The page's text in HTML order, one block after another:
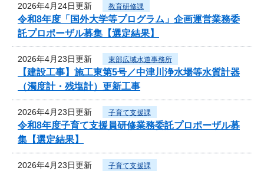
2026年4月24日更新 教育研修課
令和8年度「国外大学等プログラム」企画運営業務委
託プロポーザル募集【選定結果】
2026年4月23日更新 東部広域水道事務所
【建設工事】施工東第5号／中津川浄水場等水質計器
（濁度計・残塩計）更新工事
2026年4月23日更新 子育て支援課
令和8年度子育て支援員研修業務委託プロポーザル募
集【選定結果】
2026年4月23日更新 子育て支援課